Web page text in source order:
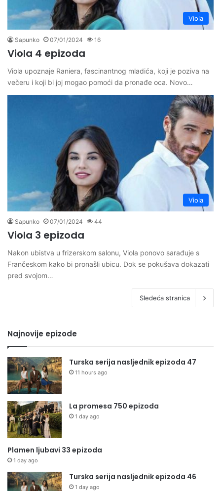
Viola
Sapunko 07/01/2024 16
Viola 4 epizoda
Viola upoznaje Raniera, fascinantnog mladića, koji je poziva na
večeru i koji bi joj mogao pomoći da pronađe oca. Novo…
Viola
Sapunko 07/01/2024 44
Viola 3 epizoda
Nakon ubistva u frizerskom salonu, Viola ponovo sarađuje s
Frančeskom kako bi pronašli ubicu. Dok se pokušava dokazati
pred svojom…
Sledeća stranica
Najnovije epizode
Turska serija nasljednik epizoda 47
11 hours ago
La promesa 750 epizoda
1 day ago
Plamen ljubavi 33 epizoda
1 day ago
Turska serija nasljednik epizoda 46
1 day ago